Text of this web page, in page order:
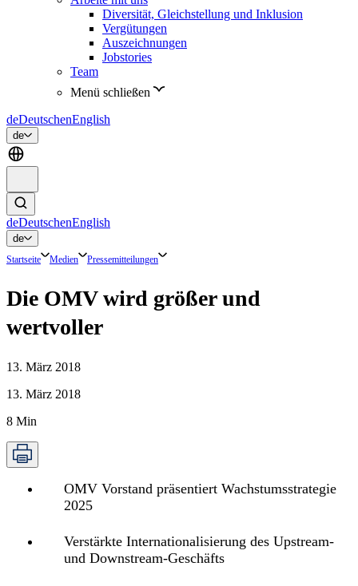
Diversität, Gleichstellung und Inklusion
Vergütungen
Auszeichnungen
Jobstories
Team
Menü schließen
deDeutschenEnglish
de
deDeutschenEnglish
de
Startseite Medien Pressemitteilungen
Die OMV wird größer und
wertvoller
13. März 2018
13. März 2018
8 Min
OMV Vorstand präsentiert Wachstumsstrategie
2025
Verstärkte Internationalisierung des Upstream-
und Downstream-Geschäfts